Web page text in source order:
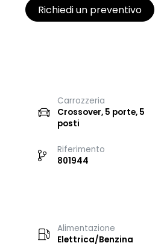
Richiedi un preventivo
Carrozzeria
Crossover, 5 porte, 5
posti
Riferimento
801944
Alimentazione
Elettrica/Benzina